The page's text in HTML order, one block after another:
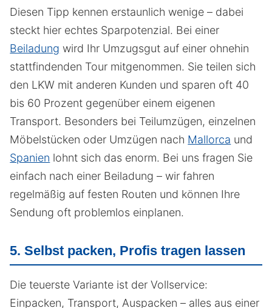
Diesen Tipp kennen erstaunlich wenige – dabei
steckt hier echtes Sparpotenzial. Bei einer
Beiladung wird Ihr Umzugsgut auf einer ohnehin
stattfindenden Tour mitgenommen. Sie teilen sich
den LKW mit anderen Kunden und sparen oft 40
bis 60 Prozent gegenüber einem eigenen
Transport. Besonders bei Teilumzügen, einzelnen
Möbelstücken oder Umzügen nach Mallorca und
Spanien lohnt sich das enorm. Bei uns fragen Sie
einfach nach einer Beiladung – wir fahren
regelmäßig auf festen Routen und können Ihre
Sendung oft problemlos einplanen.
5. Selbst packen, Profis tragen lassen
Die teuerste Variante ist der Vollservice:
Einpacken, Transport, Auspacken – alles aus einer